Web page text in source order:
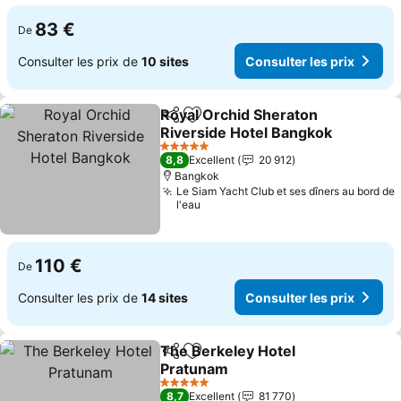
De 83 €
Consulter les prix de 10 sites Consulter les prix
PartagerAjouter à mes favoris
Royal Orchid Sheraton
Riverside Hotel Bangkok
5 Étoiles
8,8 Excellent
20 912
Bangkok
Le Siam Yacht Club et ses dîners au bord de
l'eau
De 110 €
Consulter les prix de 14 sites Consulter les prix
PartagerAjouter à mes favoris
The Berkeley Hotel
Pratunam
5 Étoiles
8,7 Excellent 81 770